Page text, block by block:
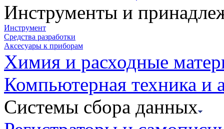
Инструменты и
Инструмент
Средства разработки
Аксесуары к приборам
Химия и расходные
Компьютерная техника и
Системы сбора данных